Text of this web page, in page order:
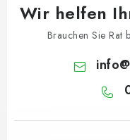
Wir helfen
Brauchen Sie Rat
info@